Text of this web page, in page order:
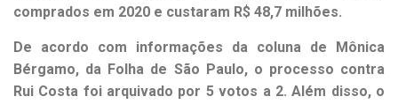
comprados em 2020 e custaram R$ 48,7 milhões.
De acordo com informações da coluna de Mônica
Bérgamo, da Folha de São Paulo, o processo contra
Rui Costa foi arquivado por 5 votos a 2. Além disso, o